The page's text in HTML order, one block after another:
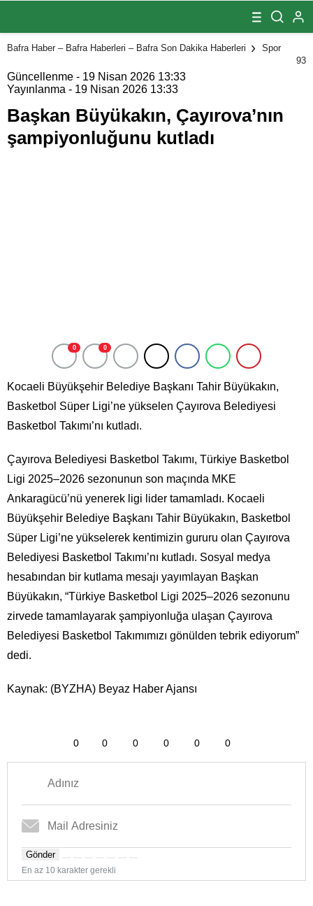
Çayırova’nın
şampiyonluğunu
kutladı
Bafra Haber – Bafra Haberleri – Bafra Son Dakika Haberleri
Spor
93
Güncellenme - 19 Nisan 2026 13:33
Yayınlanma - 19 Nisan 2026 13:33
Başkan Büyükakın, Çayırova’nın
şampiyonluğunu kutladı
0 0
Kocaeli Büyükşehir Belediye Başkanı Tahir Büyükakın,
Basketbol Süper Ligi’ne yükselen Çayırova Belediyesi
Basketbol Takımı’nı kutladı.
Çayırova Belediyesi Basketbol Takımı, Türkiye Basketbol
Ligi 2025–2026 sezonunun son maçında MKE
Ankaragücü’nü yenerek ligi lider tamamladı. Kocaeli
Büyükşehir Belediye Başkanı Tahir Büyükakın, Basketbol
Süper Ligi’ne yükselerek kentimizin gururu olan Çayırova
Belediyesi Basketbol Takımı’nı kutladı. Sosyal medya
hesabından bir kutlama mesajı yayımlayan Başkan
Büyükakın, “Türkiye Basketbol Ligi 2025–2026 sezonunu
zirvede tamamlayarak şampiyonluğa ulaşan Çayırova
Belediyesi Basketbol Takımımızı gönülden tebrik ediyorum”
dedi.
Kaynak: (BYZHA) Beyaz Haber Ajansı
0 0 0 0 0 0
Gönder
En az 10 karakter gerekli